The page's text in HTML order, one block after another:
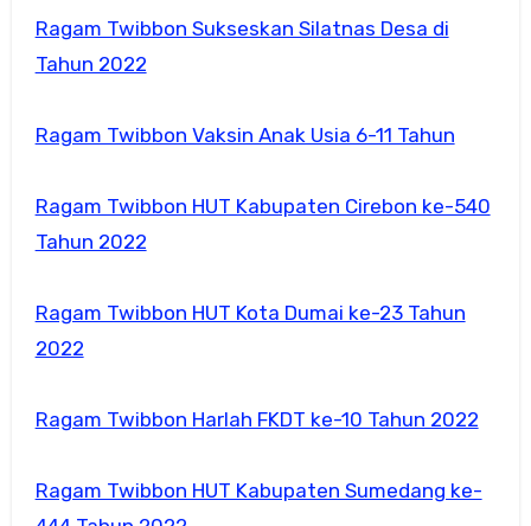
Ragam Twibbon Sukseskan Silatnas Desa di
Tahun 2022
Ragam Twibbon Vaksin Anak Usia 6-11 Tahun
Ragam Twibbon HUT Kabupaten Cirebon ke-540
Tahun 2022
Ragam Twibbon HUT Kota Dumai ke-23 Tahun
2022
Ragam Twibbon Harlah FKDT ke-10 Tahun 2022
Ragam Twibbon HUT Kabupaten Sumedang ke-